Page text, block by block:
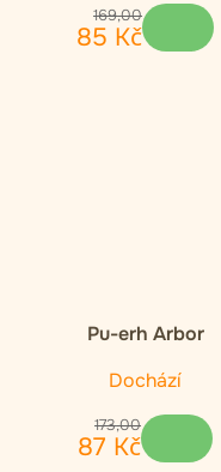
169,00
85 Kč
Pu-erh Arbor
Dochází
173,00
87 Kč